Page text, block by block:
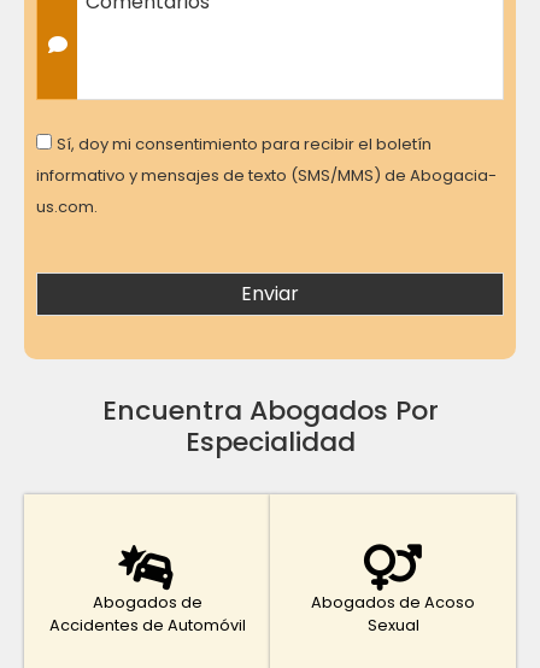
Consent
Sí, doy mi consentimiento para recibir el boletín
informativo y mensajes de texto (SMS/MMS) de Abogacia-
us.com.
Encuentra Abogados Por
Especialidad
Abogados de
Accidentes de Automóvil
Abogados de Acoso
Sexual